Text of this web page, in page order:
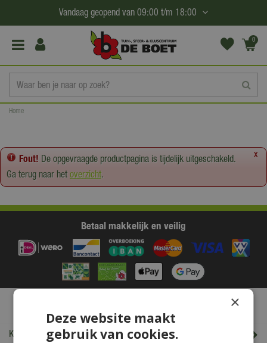
a
Home
Vandaag geopend van 09:00 t/m 18:00
0
(€0,
x
Fout! De opgevraagde productpagina is tijdelijk uitgeschakeld.
Ga terug naar hetoverzicht.
Betaal makkelijk en veilig
Klantenservice
×
Deze website maakt
gebruik van cookies.